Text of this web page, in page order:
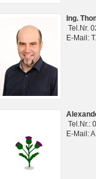
Ing.
Tel.Nr.
E-Mail:
Tel.Nr.:
E-Mail: